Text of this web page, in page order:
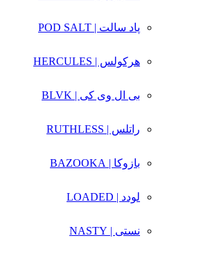
پاد سالت | POD SALT
هرکولس | HERCULES
بی ال وی کی | BLVK
راتلس | RUTHLESS
بازوکا | BAZOOKA
لودد | LOADED
نستی | NASTY